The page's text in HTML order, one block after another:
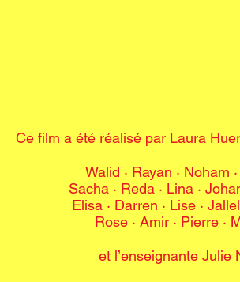
Ce film a été réalisé par Laura
Walid · Rayan · Noham
Sacha · Reda · Lina ·
Elisa · Darren · Lise ·
Rose · Amir · Pierre ·
et l’enseignante Julie